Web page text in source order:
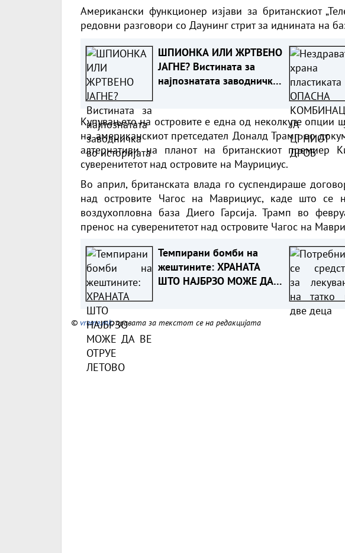
Американски функционер изјави за британскиот
редовни разговори со Даунинг стрит за иднината на
ШПИОНКА ИЛИ ЖРТВЕНО
ЈАГНЕ? Вистината за
најпознатата заводничка
Купувањето на островите е една од неколкуте опции
на американскиот претседател Доналд Трамп во
алтернативи на планот на британскиот премиер
суверенитетот над островите на Маурициус.
Во април, британската влада го суспендираше
над островите Чагос на Маврициус, каде што се
воздухопловна база Диего Гарсија. Трамп во
пренос на суверенитетот над островите Чагос на
Темпирани бомби на
жештините: ХРАНАТА
ШТО НАЈБРЗО МОЖЕ ДА
© vreme.mk, правата за текстот се на редакцијата